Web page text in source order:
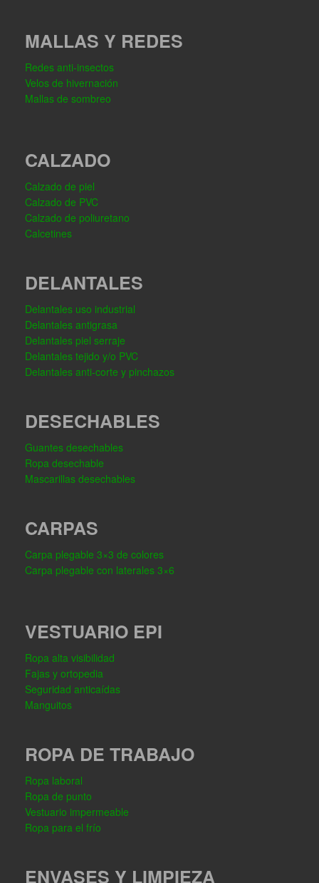
MALLAS Y REDES
Redes anti-insectos
Velos de hivernación
Mallas de sombreo
CALZADO
Calzado de piel
Calzado de PVC
Calzado de poliuretano
Calcetines
DELANTALES
Delantales uso industrial
Delantales antigrasa
Delantales piel serraje
Delantales tejido y/o PVC
Delantales anti-corte y pinchazos
DESECHABLES
Guantes desechables
Ropa desechable
Mascarillas desechables
CARPAS
Carpa plegable 3×3 de colores
Carpa plegable con laterales 3×6
VESTUARIO EPI
Ropa alta visibilidad
Fajas y ortopedia
Seguridad anticaídas
Manguitos
ROPA DE TRABAJO
Ropa laboral
Ropa de punto
Vestuario impermeable
Ropa para el frío
ENVASES Y LIMPIEZA